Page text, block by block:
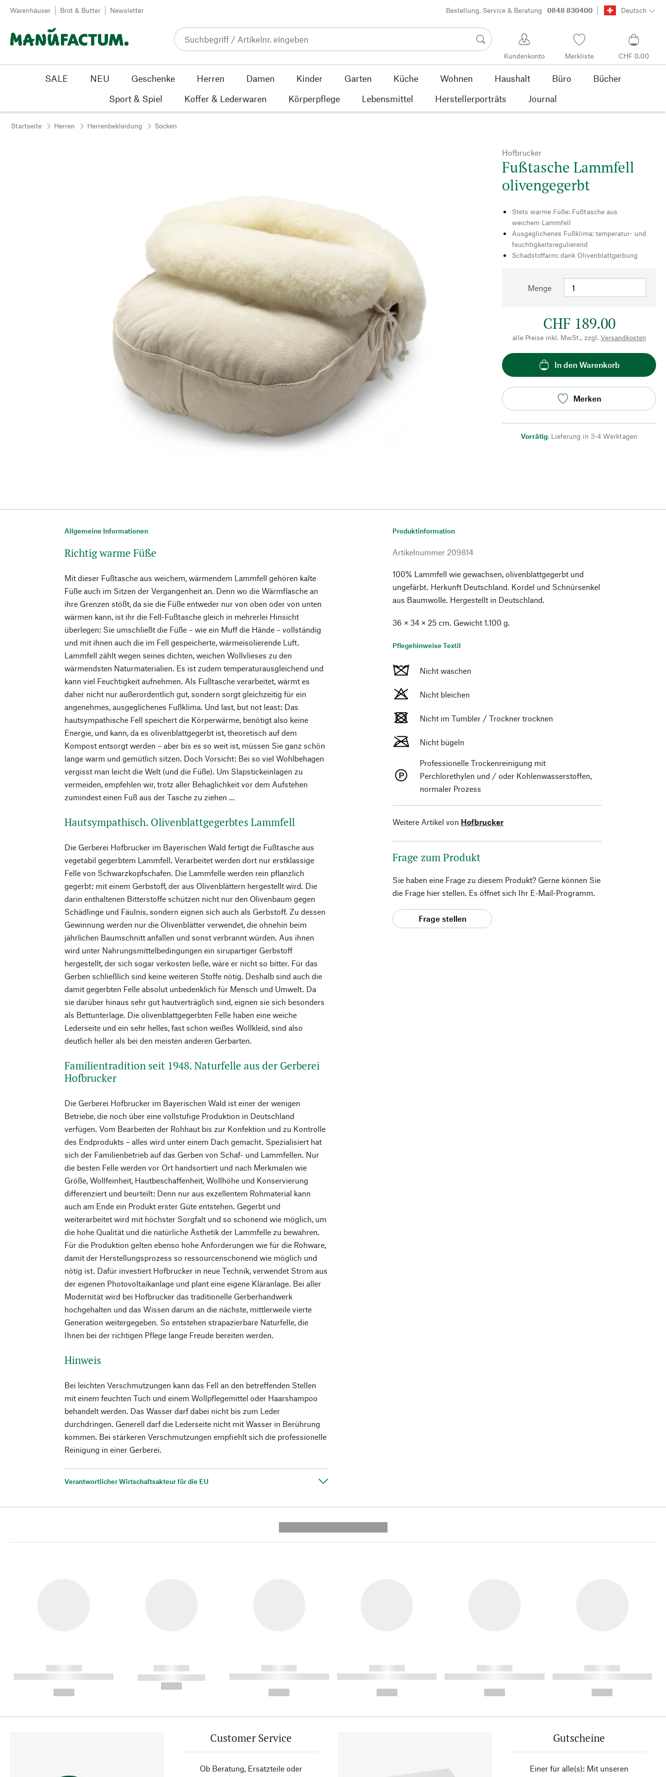
Zum Inhalt springen
Warenhäuser Brot & Butter Newsletter Bestellung, Service & Beratung 0848 830400 Deutsch
Kundenkonto Merkliste CHF 0.00
SALE NEU Geschenke Herren Damen Kinder Garten Küche Wohnen Haushalt Büro
Bücher
Sport & Spiel
Koffer & Lederwaren Körperpflege Lebensmittel Herstellerporträts Journal
Startseite Herren Herrenbekleidung Socken
Hofbrucker
Fußtasche Lammfell
olivengegerbt
Stets warme Füße: Fußtasche aus
weichem Lammfell
Ausgeglichenes Fußklima: temperatur- und
feuchtigkeitsregulierend
Schadstoffarm: dank Olivenblattgerbung
Menge
CHF 189.00
alle Preise inkl. MwSt., zzgl. Versandkosten
In den Warenkorb
Merken
Vorrätig, Lieferung in 3-4 Werktagen
Allgemeine Informationen
Richtig warme Füße
Mit dieser Fußtasche aus weichem, wärmendem Lammfell gehören kalte
Füße auch im Sitzen der Vergangenheit an. Denn wo die Wärmflasche an
ihre Grenzen stößt, da sie die Füße entweder nur von oben oder von unten
wärmen kann, ist ihr die Fell-Fußtasche gleich in mehrerlei Hinsicht
überlegen: Sie umschließt die Füße – wie ein Muff die Hände – vollständig
und mit ihnen auch die im Fell gespeicherte, wärmeisolierende Luft.
Lammfell zählt wegen seines dichten, weichen Wollvlieses zu den
wärmendsten Naturmaterialien. Es ist zudem temperaturausgleichend und
kann viel Feuchtigkeit aufnehmen. Als Fußtasche verarbeitet, wärmt es
daher nicht nur außerordentlich gut, sondern sorgt gleichzeitig für ein
angenehmes, ausgeglichenes Fußklima. Und last, but not least: Das
hautsympathische Fell speichert die Körperwärme, benötigt also keine
Energie, und kann, da es olivenblattgegerbt ist, theoretisch auf dem
Kompost entsorgt werden – aber bis es so weit ist, müssen Sie ganz schön
lange warm und gemütlich sitzen. Doch Vorsicht: Bei so viel Wohlbehagen
vergisst man leicht die Welt (und die Füße). Um Slapstickeinlagen zu
vermeiden, empfehlen wir, trotz aller Behaglichkeit vor dem Aufstehen
zumindest einen Fuß aus der Tasche zu ziehen …
Hautsympathisch. Olivenblattgegerbtes Lammfell
Die Gerberei Hofbrucker im Bayerischen Wald fertigt die Fußtasche aus
vegetabil gegerbtem Lammfell. Verarbeitet werden dort nur erstklassige
Felle von Schwarzkopfschafen. Die Lammfelle werden rein pflanzlich
gegerbt: mit einem Gerbstoff, der aus Olivenblättern hergestellt wird. Die
darin enthaltenen Bitterstoffe schützen nicht nur den Olivenbaum gegen
Schädlinge und Fäulnis, sondern eignen sich auch als Gerbstoff. Zu dessen
Gewinnung werden nur die Olivenblätter verwendet, die ohnehin beim
jährlichen Baumschnitt anfallen und sonst verbrannt würden. Aus ihnen
wird unter Nahrungsmittelbedingungen ein sirup­artiger Gerbstoff
hergestellt, der sich sogar verkosten ließe, wäre er nicht so bitter. Für das
Gerben schließlich sind keine weiteren Stoffe nötig. Deshalb sind auch die
damit gegerbten Felle absolut unbedenklich für Mensch und Umwelt. Da
sie darüber hinaus sehr gut hautverträglich sind, eignen sie sich besonders
als Bettunterlage. Die olivenblattgegerbten Felle haben eine weiche
Lederseite und ein sehr helles, fast schon weißes Wollkleid, sind also
deutlich heller als bei den meisten anderen Gerbarten.
Familientradition seit 1948. Naturfelle aus der Gerberei
Hofbrucker
Die Gerberei Hofbrucker im Bayerischen Wald ist einer der wenigen
Betriebe, die noch über eine vollstufige Produktion in Deutschland
verfügen. Vom Bearbeiten der Rohhaut bis zur Konfektion und zu Kontrolle
des Endprodukts – alles wird unter einem Dach gemacht. Spezialisiert hat
sich der Familienbetrieb auf das Gerben von Schaf- und Lammfellen. Nur
die besten Felle werden vor Ort handsortiert und nach Merkmalen wie
Größe, Wollfeinheit, Hautbeschaffenheit, Wollhöhe und Konservierung
differenziert und beurteilt: Denn nur aus exzellentem Rohmaterial kann
auch am Ende ein Produkt erster Güte entstehen. Gegerbt und
weiterarbeitet wird mit höchster Sorgfalt und so schonend wie möglich, um
die hohe Qualität und die natürliche Ästhetik der Lammfelle zu bewahren.
Für die Produktion gelten ebenso hohe Anforderungen wie für die Rohware,
damit der Herstellungsprozess so ressourcenschonend wie möglich und
nötig ist. Dafür investiert Hofbrucker in neue Technik, verwendet Strom aus
der eigenen Photovoltaikanlage und plant eine eigene Kläranlage. Bei aller
Modernität wird bei Hofbrucker das traditionelle Gerberhandwerk
hochgehalten und das Wissen darum an die nächste, mittlerweile vierte
Generation weitergegeben. So entstehen strapazierbare Naturfelle, die
Ihnen bei der richtigen Pflege lange Freude bereiten werden.
Hinweis
Bei leichten Verschmutzungen kann das Fell an den betreffenden Stellen
mit einem feuchten Tuch und einem Wollpflegemittel oder Haarshampoo
behandelt werden. Das Wasser darf dabei nicht bis zum Leder
durchdringen. Generell darf die Lederseite nicht mit Wasser in Berührung
kommen. Bei stärkeren Verschmutzungen empfiehlt sich die professionelle
Reinigung in einer Gerberei.
Verantwortlicher Wirtschaftsakteur für die EU
Produktinformation
Artikelnummer 209814
100% Lammfell wie gewachsen, olivenblattgegerbt und
ungefärbt. Herkunft Deutschland. Kordel und Schnürsenkel
aus Baumwolle. Hergestellt in Deutschland.
36 × 34 × 25 cm. Gewicht 1.100 g.
Pflegehinweise Textil
Nicht waschen
Nicht bleichen
Nicht im Tumbler / Trockner trocknen
Nicht bügeln
Professionelle Trockenreinigung mit
Perchlorethylen und / oder Kohlenwasserstoffen,
normaler Prozess
Weitere Artikel von Hofbrucker
Frage zum Produkt
Sie haben eine Frage zu diesem Produkt? Gerne können Sie
die Frage hier stellen. Es öffnet sich Ihr E-Mail-Programm.
Frage stellen
------------
----------- ----------- ----------
------------
----------- -----------
------------
----------- ----------- ----------
------------
----------- ----------- ----------
------------
----------- ----------- ----------
------------
----------- ----------- ----------
Customer Service
Ob Beratung, Ersatzteile oder
Gutscheine
Einer für alle(s): Mit unseren